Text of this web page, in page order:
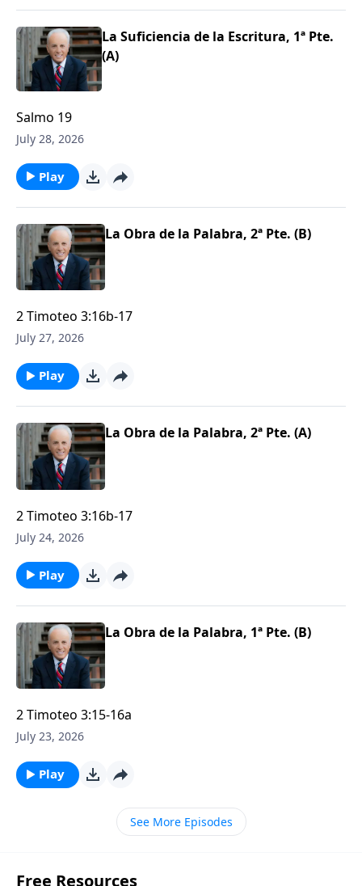
La Suficiencia de la Escritura, 1ª Pte.
(A)
Salmo 19
July 28, 2026
Play
La Obra de la Palabra, 2ª Pte. (B)
2 Timoteo 3:16b-17
July 27, 2026
Play
La Obra de la Palabra, 2ª Pte. (A)
2 Timoteo 3:16b-17
July 24, 2026
Play
La Obra de la Palabra, 1ª Pte. (B)
2 Timoteo 3:15-16a
July 23, 2026
Play
See More Episodes